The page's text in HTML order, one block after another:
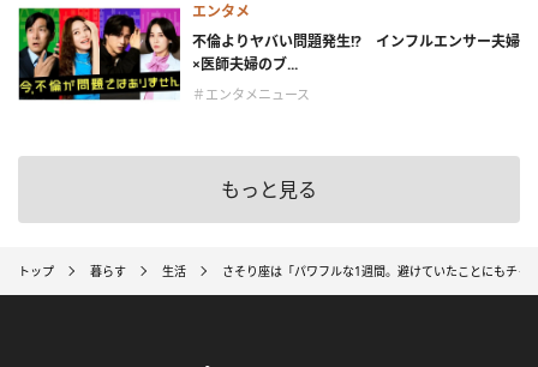
エンタメ
不倫よりヤバい問題発生!? インフルエンサー夫婦
×医師夫婦のブ...
＃エンタメニュース
もっと見る
トップ 暮らす 生活 さそり座は「パワフルな1週間。避けていたことにもチ